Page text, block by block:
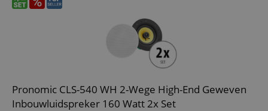
Pronomic CLS-540 WH 2-Wege High-End Geweven
Inbouwluidspreker 160 Watt 2x Set